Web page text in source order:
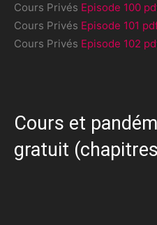
Cours Privés Episode 100
Cours Privés Episode 101
Cours Privés Episode 102
Cours et
gratuit